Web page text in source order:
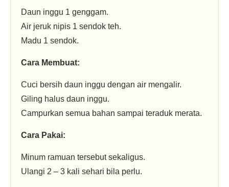
Daun inggu 1 genggam.
Air jeruk nipis 1 sendok teh.
Madu 1 sendok.
Cara Membuat:
Cuci bersih daun inggu dengan air mengalir.
Giling halus daun inggu.
Campurkan semua bahan sampai teraduk merata.
Cara Pakai:
Minum ramuan tersebut sekaligus.
Ulangi 2 – 3 kali sehari bila perlu.